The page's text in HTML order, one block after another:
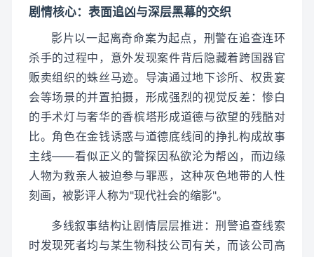
剧情核心：表面追凶与深层黑幕的交织
影片以一起离奇命案为起点，刑警在追查连环
杀手的过程中，意外发现案件背后隐藏着跨国器官
贩卖组织的蛛丝马迹。导演通过地下诊所、权贵宴
会等场景的并置拍摄，形成强烈的视觉反差：惨白
的手术灯与奢华的香槟塔形成道德与欲望的残酷对
比。角色在金钱诱惑与道德底线间的挣扎构成故事
主线——看似正义的警探因私欲沦为帮凶，而边缘
人物为救亲人被迫参与罪恶，这种灰色地带的人性
刻画，被影评人称为"现代社会的缩影"。
多线叙事结构让剧情层层推进：刑警追查线索
时发现死者均与某生物科技公司有关，而该公司高